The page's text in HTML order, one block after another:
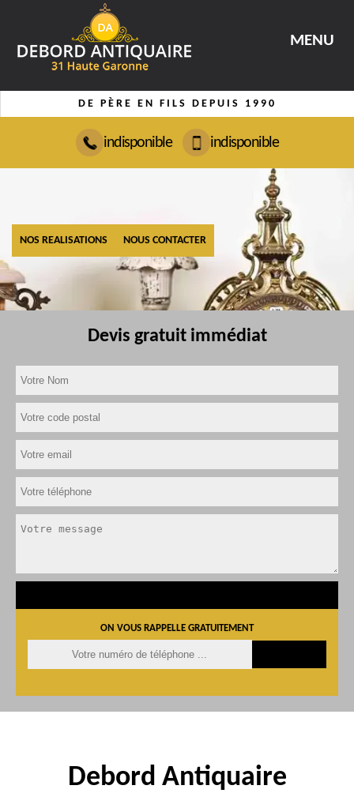
MENU
DE PÈRE EN FILS DEPUIS 1990
indisponible indisponible
NOS REALISATIONS NOUS CONTACTER
Devis gratuit immédiat
ON VOUS RAPPELLE GRATUITEMENT
Debord Antiquaire